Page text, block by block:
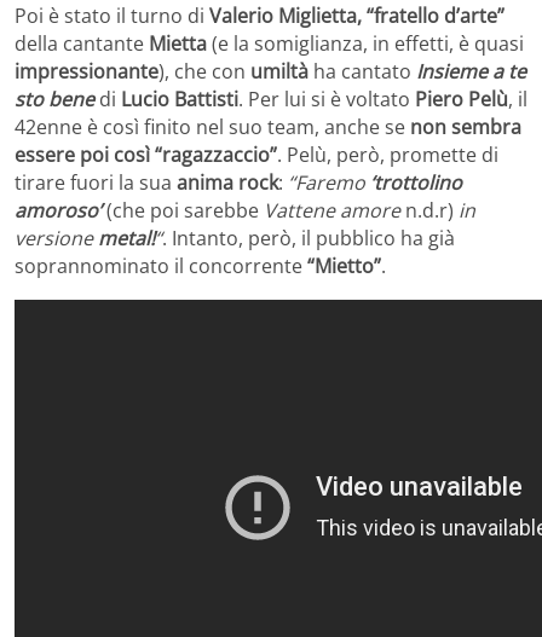
Poi è stato il turno di Valerio Miglietta, “fratello d’arte”
della cantante Mietta(e la somiglianza, in effetti, è quasi
impressionante), che con umiltà ha cantato Insieme a te
sto benedi Lucio Battisti. Per lui si è voltato Piero Pelù, il
42enne è così finito nel suo team, anche se non sembra
essere poi così “ragazzaccio”. Pelù, però, promette di
tirare fuori la sua anima rock: “Faremo ‘trottolino
amoroso’(che poi sarebbe Vattene amoren.d.r) in
versionemetal!“. Intanto, però, il pubblico ha già
soprannominato il concorrente“Mietto”.